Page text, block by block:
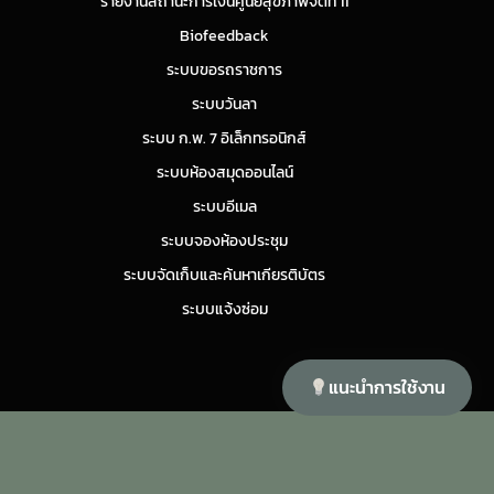
Biofeedback
ระบบขอรถราชการ
ระบบวันลา
ระบบ ก.พ. 7 อิเล็กทรอนิกส์
ระบบห้องสมุดออนไลน์
ระบบอีเมล
ระบบจองห้องประชุม
ระบบจัดเก็บและค้นหาเกียรติบัตร
ระบบแจ้งซ่อม
แนะนำการใช้งาน